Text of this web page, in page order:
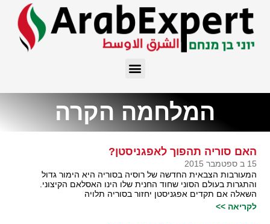
המלחמה הקרה
האם סוריה תהפוך לאפגניסטן?
15 ב ספטמבר 2015
המעורבות הצבאית החדשה של רוסיה בסוריה היא הימור גדול
והתגרות בעולם הסוני שחוד החנית שלו הינו האסלאם הקיצוני.
השאלה אם תקדים אפגניסטן יחזור בסוריה תלויה
לקריאה >>